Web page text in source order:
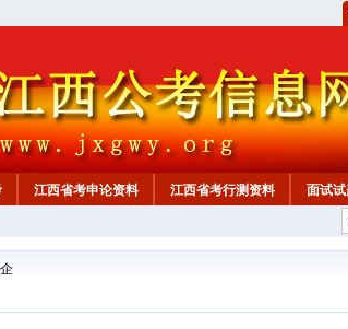
江西省考申论资料 江西省考行测资料 面试